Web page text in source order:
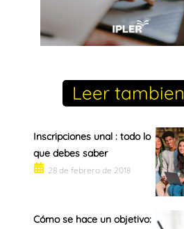
Leer tambien
Inscripciones unal : todo lo
que debes saber
28 de febrero de 2018
Cómo se hace un objetivo: